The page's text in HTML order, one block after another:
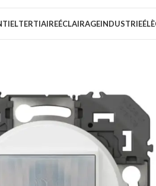
TERTIAIREÉCLAIRAGEINDUSTRIE